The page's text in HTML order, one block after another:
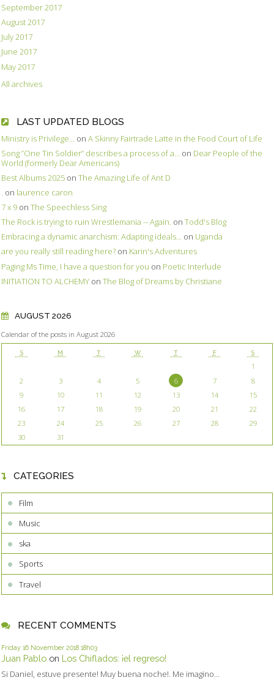
September 2017
August 2017
July 2017
June 2017
May 2017
All archives
LAST UPDATED BLOGS
Ministry is Privilege... on A Skinny Fairtrade Latte in the Food Court of Life
Song ”One Tin Soldier” describes a process of a... on Dear People of the
World (formerly Dear Americans)
Best Albums 2025 on The Amazing Life of Ant D
. on laurence caron
7 x 9 on The Speechless Sing
The Rock is trying to ruin Wrestlemania -- Again. on Todd's Blog
Embracing a dynamic anarchism: Adapting ideals... on Uganda
are you really still reading here? on Karin's Adventures
Paging Ms Time, I have a question for you on Poetic Interlude
INITIATION TO ALCHEMY on The Blog of Dreams by Christiane
AUGUST 2026
Calendar of the posts in August 2026
S M T W T F S
1
2
3 4 5 6 7
8
9
10 11 12 13 14
15
16
17 18 19 20 21
22
23
24 25 26 27 28
29
30
31
CATEGORIES
Film
Music
ska
Sports
Travel
RECENT COMMENTS
Friday 16 November 2018 18h03
Juan Pablo on Los Chiflados: ¡el regreso!
Si Daniel, estuve presente! Muy buena noche!. Me imagino...